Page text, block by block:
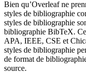
Bien qu’Overleaf ne
styles de bibliographie
styles de bibliographie
bibliographie BibTeX.
APA, IEEE, CSE et
styles de bibliographie
de format de
source.